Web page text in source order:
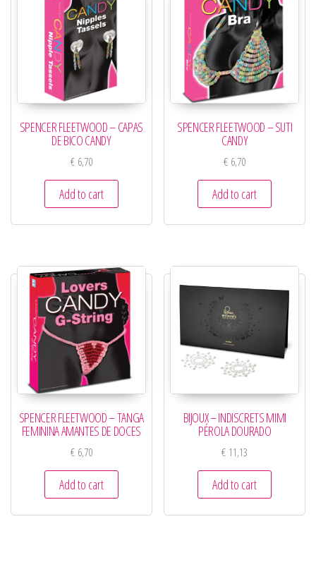
SPENCER FLEETWOOD – CAPAS
DE BICO CANDY
€6,70
Add to cart
SPENCER FLEETWOOD – SUTI
CANDY
€ 6,70
Add to cart
SPENCER FLEETWOOD – TANGA
FEMININA AMANTES DE DOCES
€6,70
Add to cart
BIJOUX – INDISCRETS MIMI
PÉROLA DOURADO
€ 11,13
Add to cart